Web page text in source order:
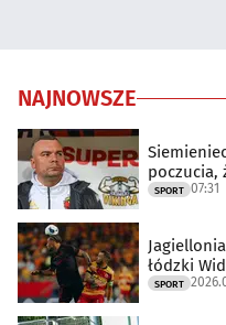
NAJNOWSZE
poczucia,
SPORT 07:31
łódzki
SPORT